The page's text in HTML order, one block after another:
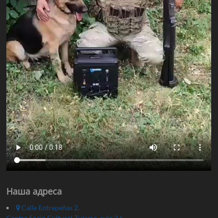
Наша адреса
Calle Entrepeñas 2,